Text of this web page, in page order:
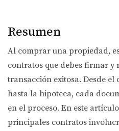
Resumen
Al comprar una propiedad,
contratos que debes firmar y
transacción exitosa. Desde
hasta la hipoteca, cada
en el proceso. En este
principales contratos